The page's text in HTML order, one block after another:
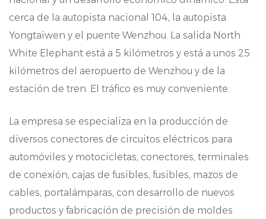
cerca de la autopista nacional 104, la autopista
Yongtaiwen y el puente Wenzhou. La salida North
White Elephant está a 5 kilómetros y está a unos 25
kilómetros del aeropuerto de Wenzhou y de la
estación de tren. El tráfico es muy conveniente.
La empresa se especializa en la producción de
diversos conectores de circuitos eléctricos para
automóviles y motocicletas, conectores, terminales
de conexión, cajas de fusibles, fusibles, mazos de
cables, portalámparas, con desarrollo de nuevos
productos y fabricación de precisión de moldes